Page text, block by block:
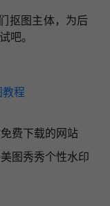
抠图主体，为后
吧。
程
费下载的网站
图秀秀个性水印